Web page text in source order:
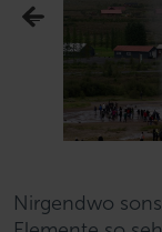
Nirgendwo